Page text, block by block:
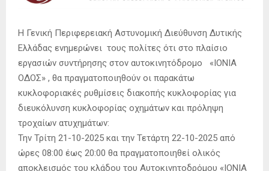
Η Γενική Περιφερειακή Αστυνομική Διεύθυνση Δυτικής
Ελλάδας ενημερώνει τους πολίτες ότι στο πλαίσιο
εργασιών συντήρησης στον αυτοκινητόδρομο «ΙΟΝΙΑ
ΟΔΟΣ» , θα πραγματοποιηθούν οι παρακάτω
κυκλοφοριακές ρυθμίσεις διακοπής κυκλοφορίας για
διευκόλυνση κυκλοφορίας οχημάτων και πρόληψη
τροχαίων ατυχημάτων:
Την Τρίτη 21-10-2025 και την Τετάρτη 22-10-2025 από
ώρες 08:00 έως 20:00 θα πραγματοποιηθεί ολικός
αποκλεισμός του κλάδου του Αυτοκινητοδρόμου «ΙΟΝΙΑ